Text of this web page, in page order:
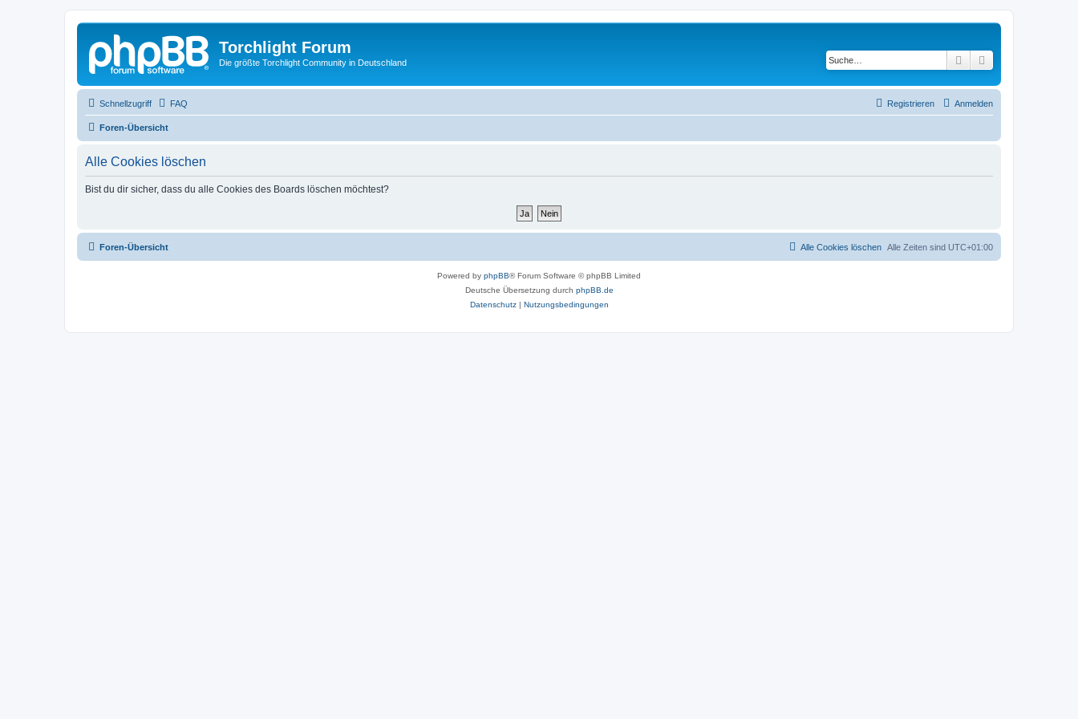
Torchlight Forum
Die größte Torchlight Community in Deutschland Suche
Schnellzugriff FAQ Anmelden
Registrieren
Foren-Übersicht
Alle Cookies löschen
Bist du dir sicher, dass du alle Cookies des Boards löschen möchtest?
Foren-Übersicht Alle Zeiten sind UTC+01:00
Alle Cookies löschen
Powered by phpBB® Forum Software © phpBB Limited
Deutsche Übersetzung durch phpBB.de
Datenschutz| Nutzungsbedingungen